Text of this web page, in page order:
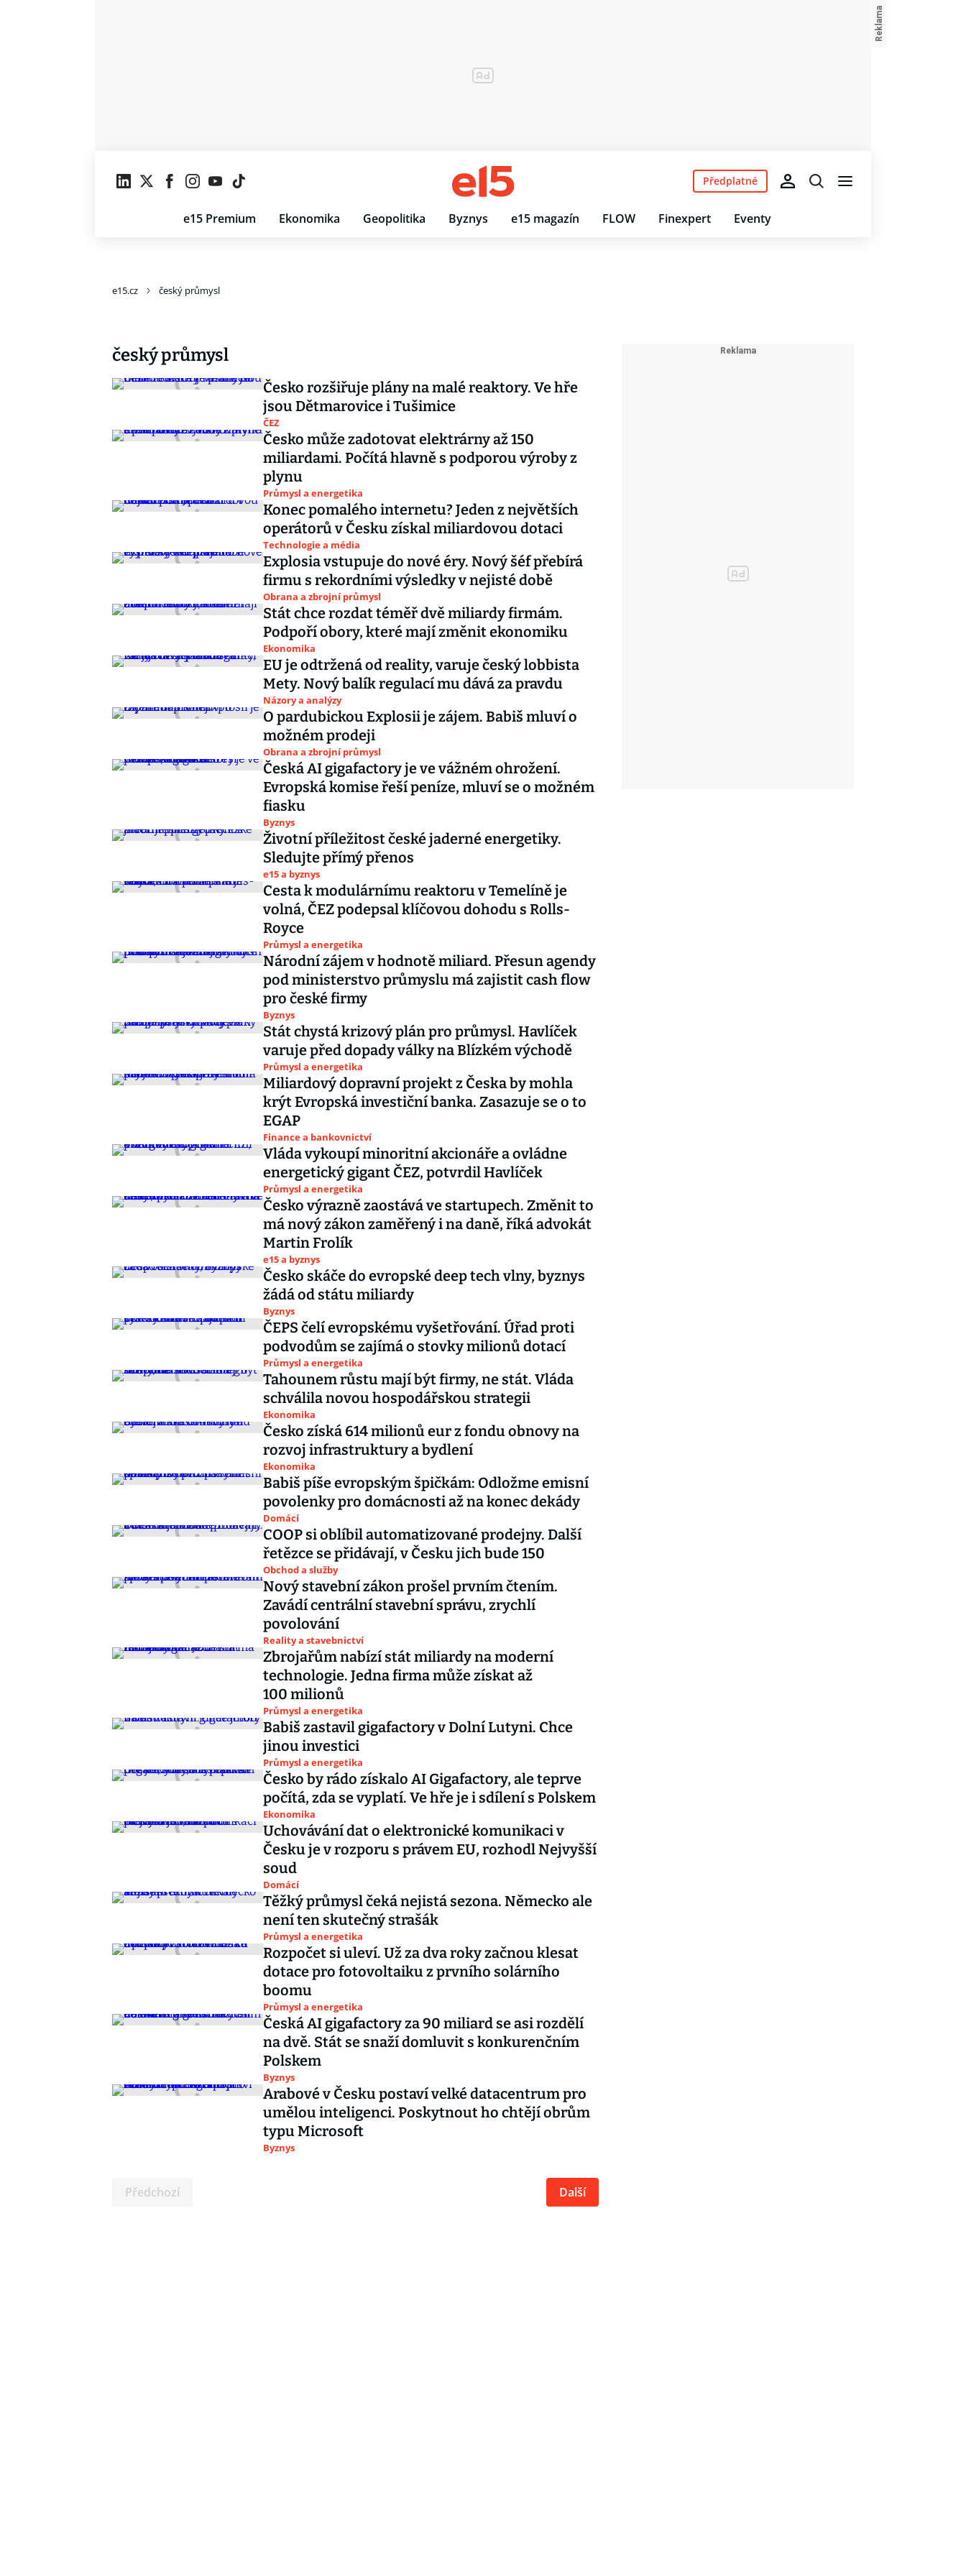
e15 Premium Ekonomika Geopolitika Byznys e15 magazín FLOW Finexpert Eventy
Předplatné
e15.cz český průmysl
český průmysl
Česko rozšiřuje plány na malé reaktory. Ve hře
jsou Dětmarovice i Tušimice
ČEZ
Česko může zadotovat elektrárny až 150
miliardami. Počítá hlavně s podporou výroby z
plynu
Průmysl a energetika
Konec pomalého internetu? Jeden z největších
operátorů v Česku získal miliardovou dotaci
Technologie a média
Explosia vstupuje do nové éry. Nový šéf přebírá
firmu s rekordními výsledky v nejisté době
Obrana a zbrojní průmysl
Stát chce rozdat téměř dvě miliardy firmám.
Podpoří obory, které mají změnit ekonomiku
Ekonomika
EU je odtržená od reality, varuje český lobbista
Mety. Nový balík regulací mu dává za pravdu
Názory a analýzy
O pardubickou Explosii je zájem. Babiš mluví o
možném prodeji
Obrana a zbrojní průmysl
Česká AI gigafactory je ve vážném ohrožení.
Evropská komise řeší peníze, mluví se o možném
fiasku
Byznys
Životní příležitost české jaderné energetiky.
Sledujte přímý přenos
e15 a byznys
Cesta k modulárnímu reaktoru v Temelíně je
volná, ČEZ podepsal klíčovou dohodu s Rolls-
Royce
Průmysl a energetika
Národní zájem v hodnotě miliard. Přesun agendy
pod ministerstvo průmyslu má zajistit cash flow
pro české firmy
Byznys
Stát chystá krizový plán pro průmysl. Havlíček
varuje před dopady války na Blízkém východě
Průmysl a energetika
Miliardový dopravní projekt z Česka by mohla
krýt Evropská investiční banka. Zasazuje se o to
EGAP
Finance a bankovnictví
Vláda vykoupí minoritní akcionáře a ovládne
energetický gigant ČEZ, potvrdil Havlíček
Průmysl a energetika
Česko výrazně zaostává ve startupech. Změnit to
má nový zákon zaměřený i na daně, říká advokát
Martin Frolík
e15 a byznys
Česko skáče do evropské deep tech vlny, byznys
žádá od státu miliardy
Byznys
ČEPS čelí evropskému vyšetřování. Úřad proti
podvodům se zajímá o stovky milionů dotací
Průmysl a energetika
Tahounem růstu mají být firmy, ne stát. Vláda
schválila novou hospodářskou strategii
Ekonomika
Česko získá 614 milionů eur z fondu obnovy na
rozvoj infrastruktury a bydlení
Ekonomika
Babiš píše evropským špičkám: Odložme emisní
povolenky pro domácnosti až na konec dekády
Domácí
COOP si oblíbil automatizované prodejny. Další
řetězce se přidávají, v Česku jich bude 150
Obchod a služby
Nový stavební zákon prošel prvním čtením.
Zavádí centrální stavební správu, zrychlí
povolování
Reality a stavebnictví
Zbrojařům nabízí stát miliardy na moderní
technologie. Jedna firma může získat až
100 milionů
Průmysl a energetika
Babiš zastavil gigafactory v Dolní Lutyni. Chce
jinou investici
Průmysl a energetika
Česko by rádo získalo AI Gigafactory, ale teprve
počítá, zda se vyplatí. Ve hře je i sdílení s Polskem
Ekonomika
Uchovávání dat o elektronické komunikaci v
Česku je v rozporu s právem EU, rozhodl Nejvyšší
soud
Domácí
Těžký průmysl čeká nejistá sezona. Německo ale
není ten skutečný strašák
Průmysl a energetika
Rozpočet si uleví. Už za dva roky začnou klesat
dotace pro fotovoltaiku z prvního solárního
boomu
Průmysl a energetika
Česká AI gigafactory za 90 miliard se asi rozdělí
na dvě. Stát se snaží domluvit s konkurenčním
Polskem
Byznys
Arabové v Česku postaví velké datacentrum pro
umělou inteligenci. Poskytnout ho chtějí obrům
typu Microsoft
Byznys
Předchozí Další